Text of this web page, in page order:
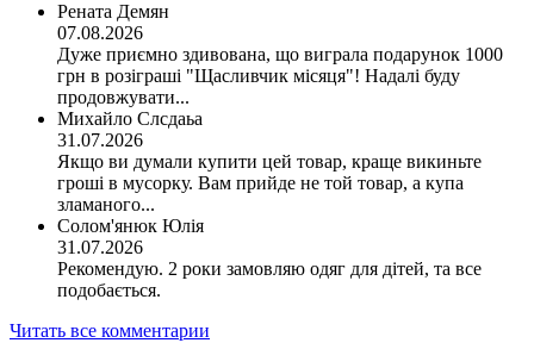
Рената Демян
07.08.2026
Дуже приємно здивована, що виграла подарунок 1000
грн в розіграші "Щасливчик місяця"! Надалі буду
продовжувати...
Михайло Слсдаьа
31.07.2026
Якщо ви думали купити цей товар, краще викиньте
гроші в мусорку. Вам прийде не той товар, а купа
зламаного...
Солом'янюк Юлія
31.07.2026
Рекомендую. 2 роки замовляю одяг для дітей, та все
подобається.
Читать все комментарии